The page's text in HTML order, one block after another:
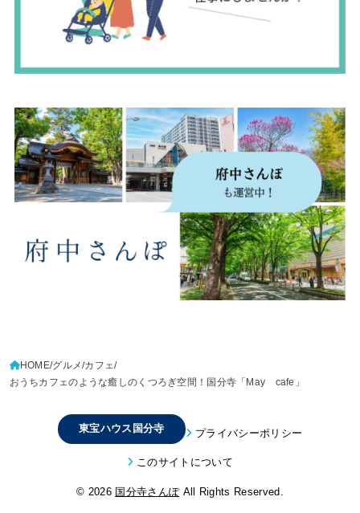
HOME グルメ カフェ
おうちカフェのような癒しのくつろぎ空間！国分寺「May cafe」
東宝ハウス国分寺 プライバシーポリシー
このサイトについて
© 2026 国分寺さんぽAll Rights Reserved.